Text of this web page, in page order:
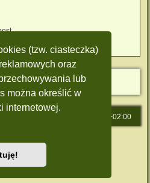
(tzw. ciasteczka)
oraz
lub
można określić w
internetowej.
UTC+02:00
Style-Design
|Regulamin